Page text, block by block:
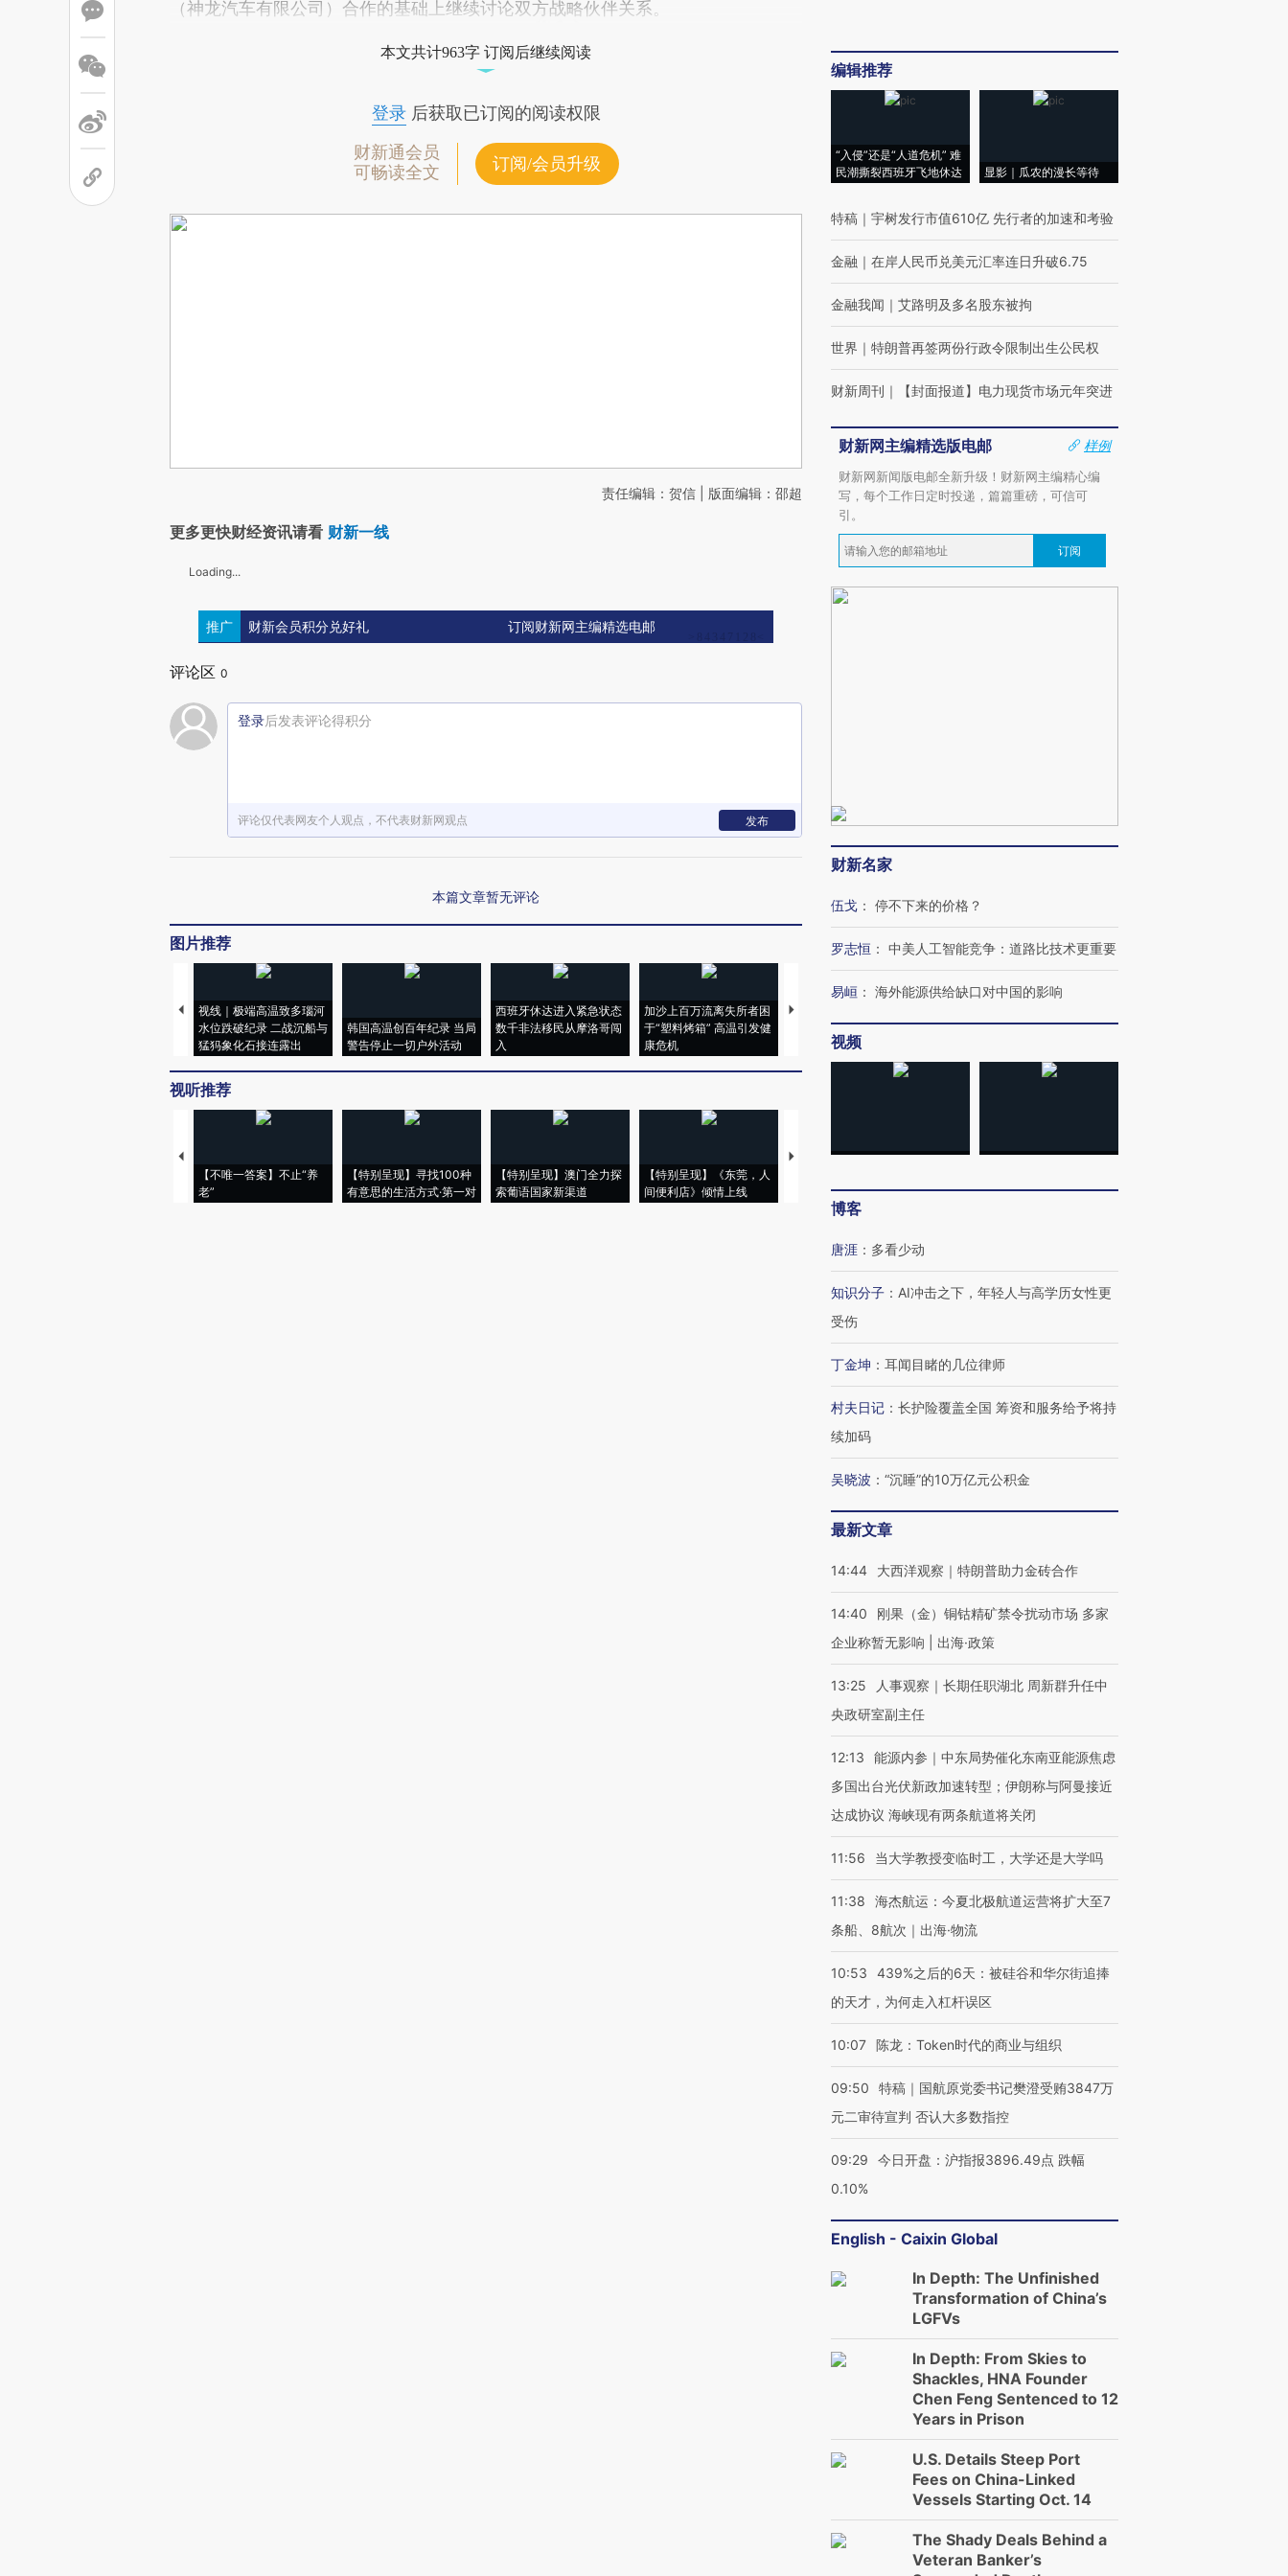
（神龙汽车有限公司）合作的基础上继续讨论双方战略伙伴关系。
本文共计963字 订阅后继续阅读
登录后获取已订阅的阅读权限
财新通会员
可畅读全文
订阅/会员升级
责任编辑：贺信 | 版面编辑：邵超
更多更快财经资讯请看 财新一线
Loading...
推广 财新会员积分兑好礼 订阅财新网主编精选电邮
评论区 0
登录后发表评论得积分
评论仅代表网友个人观点，不代表财新网观点 发布
本篇文章暂无评论
图片推荐
视线｜极端高温致多瑙河
水位跌破纪录 二战沉船与
猛犸象化石接连露出
韩国高温创百年纪录 当局
警告停止一切户外活动
西班牙休达进入紧急状态
数千非法移民从摩洛哥闯
入
加沙上百万流离失所者困
于“塑料烤箱” 高温引发健
康危机
视线｜HYROX的吸金
术：是什么让中产们甘
心“花钱找虐”？
粒摇头丸 尿检体内含3种
度Z世代 用街头抗争将教
视听推荐
【不唯一答案】不止“养
老”
【特别呈现】寻找100种
有意思的生活方式·第一对
【特别呈现】澳门全力探
索葡语国家新渠道
【特别呈现】《东莞，人
间便利店》倾情上线
【推广】走进第四届链博
有意思的生活方式·第三对
【商旅对话】华住集团
住三大增长引擎是什么？
编辑推荐
“入侵”还是“人道危机” 难
民潮撕裂西班牙飞地休达
显影｜瓜农的漫长等待
特稿 ｜ 宇树发行市值610亿 先行者的加速和考验
金融 ｜ 在岸人民币兑美元汇率连日升破6.75
金融我闻 ｜ 艾路明及多名股东被拘
世界 ｜ 特朗普再签两份行政令限制出生公民权
财新周刊 ｜ 【封面报道】电力现货市场元年突进
财新网主编精选版电邮
样例
财新网新闻版电邮全新升级！财新网主编精心编
写，每个工作日定时投递，篇篇重磅，可信可
引。
订阅
财新名家
伍戈 ： 停不下来的价格？
罗志恒 ： 中美人工智能竞争：道路比技术更重要
易峘 ： 海外能源供给缺口对中国的影响
视频
博客
唐涯 ： 多看少动
知识分子 ： AI冲击之下，年轻人与高学历女性更
受伤
丁金坤 ： 耳闻目睹的几位律师
村夫日记 ： 长护险覆盖全国 筹资和服务给予将持
续加码
吴晓波 ： “沉睡”的10万亿元公积金
最新文章
14:44 大西洋观察｜特朗普助力金砖合作
14:40
刚果（金）铜钴精矿禁令扰动市场 多家
企业称暂无影响 | 出海·政策
13:25
人事观察｜长期任职湖北 周新群升任中
央政研室副主任
12:13
能源内参｜中东局势催化东南亚能源焦虑
多国出台光伏新政加速转型；伊朗称与阿曼接近
达成协议 海峡现有两条航道将关闭
11:56 当大学教授变临时工，大学还是大学吗
11:38
海杰航运：今夏北极航道运营将扩大至7
条船、8航次｜出海·物流
10:53
439%之后的6天：被硅谷和华尔街追捧
的天才，为何走入杠杆误区
10:07 陈龙：Token时代的商业与组织
09:50
特稿｜国航原党委书记樊澄受贿3847万
元二审待宣判 否认大多数指控
09:29
今日开盘：沪指报3896.49点 跌幅
0.10%
English - Caixin Global
In Depth: The Unfinished
Transformation of China’s
LGFVs
In Depth: From Skies to
Shackles, HNA Founder
Chen Feng Sentenced to 12
Years in Prison
U.S. Details Steep Port
Fees on China-Linked
Vessels Starting Oct. 14
The Shady Deals Behind a
Veteran Banker’s